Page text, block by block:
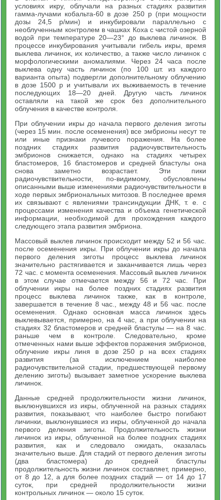
условиях икру, облучали на разных стадиях развития
гамма-лучами кобальта-60 в дозе 250 р (при мощности
дозы 24,5 р/мин) и инкубировали параллельно с
необлученным контролем в чашках Коха с чистой озерной
водой при температуре 20—23° до выклева личинок. В
процессе инкубирования учитывали гибель икры, время
выклева личинок, их количество, а также число личинок с
морфологическими аномалиями. Через 24 часа после
выклева одну часть личинок (по 100 шт. из каждого
варианта опыта) подвергли дополнительному облучению
в дозе 1500 р и учитывали их выживаемость в течение
последующих 18—20 дней. Другую часть личинок
оставляли на такой же срок без дополнительного
облучения в качестве контроля.
При облучении икры до начала первого деления зиготы
(через 15 мин. после осеменения) все эмбрионы несут те
или иные признаки лучевого поражения. На более
поздних стадиях развития радиочувствительность
эмбрионов снижается, однако на стадиях четырех
бластомеров, 16 бластомеров и средней бластулы она
снова заметно возрастает. Эти пики
радиочувствительности, по-видимому, обусловлены
описанными выше изменениями радиочувствительности в
ходе первых эмбриональных митозов. В последнее время
их связывают с явлениями трансиндукции ДНК, т. е. с
процессами изменения качества и объема генетической
информации, необходимой для прохождения каждого
следующего этапа развития эмбриона.
Массовый выклев личинок происходит между 52 и 56 час.
после осеменения икры. При облучении икры до начала
первого деления зиготы процесс выклева личинок
значительно растягивается и заканчивается лишь через
72 час. с момента осеменения. Массовый выклев личинок
в этом случае отмечается между 56 и 72 час. При
облучении икры на более поздних стадиях развития
процесс выклева личинок также, как в контроле,
завершается в течение 8 час., между 48 и 56 час. после
осеменения. Однако основная масса личинок здесь
выклевывается, примерно, на 4 час, а при облучении на
стадиях 32 бластомеров и средней бластулы — на 8 час.
раньше чем в контроле. Следовательно, кроме
отмеченных нами выше эффектов поражения эмбрионов,
облучение икры линя в дозе 250 р на всех стадиях
развития (за исключением наиболее
радиочувствительной стадии, предшествующей первому
делению зиготы) вызывает заметное ускорение выклева
личинок.
Данные средней продолжительности жизни личинок,
выклюнувшихся из икры, облученной на разных стадиях
развития, показывают, что наиболее быстро погибают
личинки, выклюнувшиеся из икры, облученной до начала
первого деления зиготы. Продолжительность жизни
личинок из икры, облученной на более поздних стадиях
развития, как и следовало ожидать, оказалась
значительно выше. Для стадий от первого деления зиготы
(два бластомера) до средней бластулы
продолжительность жизни личинок составляет, примерно,
от 8 до 12, а для более поздних стадий — от 14 до 17
суток, при средней продолжительности жизни
контрольных личинок — около 15 суток.